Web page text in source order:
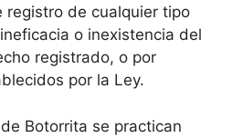
registro de cualquier tipo
o inexistencia del
registrado, o por
por la Ley.
Botorrita se practican